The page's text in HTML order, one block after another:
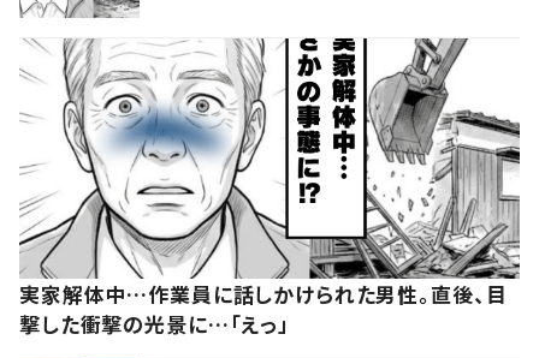
実家解体中…作業員に話しかけられた男性。直後、目
撃した衝撃の光景に…「えっ」